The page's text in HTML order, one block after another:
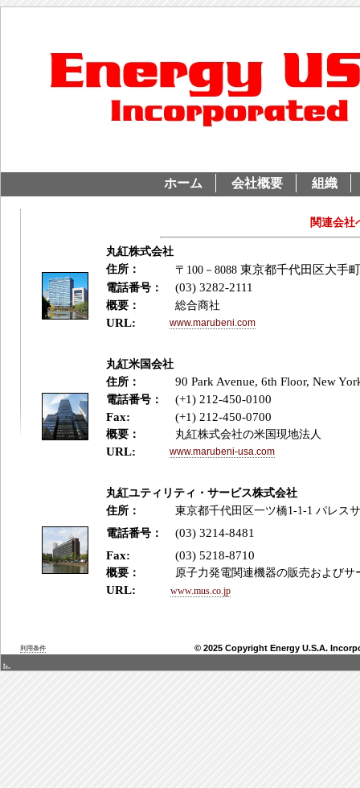
ホーム 会社概要 組織
関連会社
丸紅株式会社
住所：
〒100－8088 東京都千代田区大手
電話番号： (03) 3282-2111
概要： 総合商社
URL: www.marubeni.com
丸紅米国会社
住所：
90 Park Avenue, 6th Floor, New
電話番号：
(+1) 212-450-0100
Fax:
(+1) 212-450-0700
概要： 丸紅株式会社の米国現地法人
URL: www.marubeni-usa.com
丸紅ユティリティ・サービス株式会社
住所：
東京都千代田区一ツ橋1-1-1 パレス
電話番号：
(03) 3214-8481
Fax:
(03) 5218-8710
概要： 原子力発電関連機器の販売およびサ
URL: www.mus.co.jp
利用条件 © 2025 Copyright Energy U.S.A.